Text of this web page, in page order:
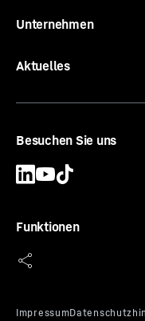
Die optional
Unternehmen
Aktuelles
Besuchen Sie uns
Funktionen